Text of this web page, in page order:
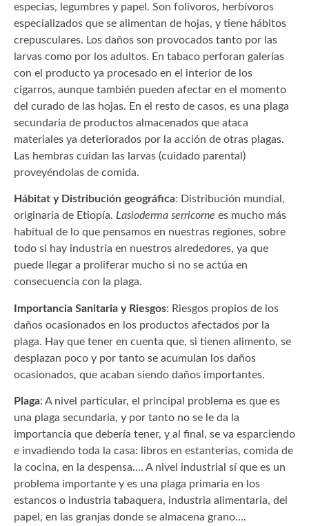
especias, legumbres y papel. Son folívoros, herbívoros
especializados que se alimentan de hojas, y tiene hábitos
crepusculares. Los daños son provocados tanto por las
larvas como por los adultos. En tabaco perforan galerías
con el producto ya procesado en el interior de los
cigarros, aunque también pueden afectar en el momento
del curado de las hojas. En el resto de casos, es una plaga
secundaria de productos almacenados que ataca
materiales ya deteriorados por la acción de otras plagas.
Las hembras cuidan las larvas (cuidado parental)
proveyéndolas de comida.
Hábitat y Distribución geográfica: Distribución mundial,
originaria de Etiopía. Lasioderma serricorne es mucho más
habitual de lo que pensamos en nuestras regiones, sobre
todo si hay industria en nuestros alrededores, ya que
puede llegar a proliferar mucho si no se actúa en
consecuencia con la plaga.
Importancia Sanitaria y Riesgos: Riesgos propios de los
daños ocasionados en los productos afectados por la
plaga. Hay que tener en cuenta que, si tienen alimento, se
desplazan poco y por tanto se acumulan los daños
ocasionados, que acaban siendo daños importantes.
Plaga: A nivel particular, el principal problema es que es
una plaga secundaria, y por tanto no se le da la
importancia que debería tener, y al final, se va esparciendo
e invadiendo toda la casa: libros en estanterías, comida de
la cocina, en la despensa.... A nivel industrial sí que es un
problema importante y es una plaga primaria en los
estancos o industria tabaquera, industria alimentaria, del
papel, en las granjas donde se almacena grano….